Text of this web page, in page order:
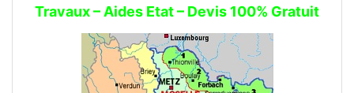
Travaux – Aides Etat – Devis 100% Gratuit